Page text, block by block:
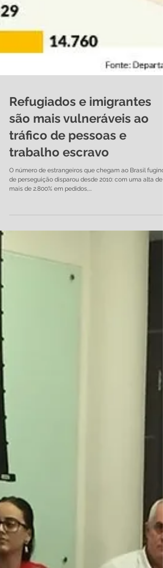
Refugiados e imigrantes
são mais vulneráveis ao
trabalho escravo
mais de 2.800% em pedidos,...